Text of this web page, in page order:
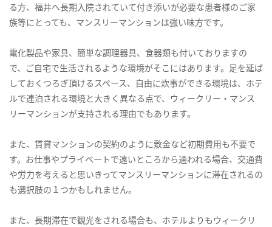
る方、福井へ長期入院されていて付き添いが必要な患者様のご家
族等にとっても、マンスリーマンションは強い味方です。
電化製品や家具、簡単な調理器具、食器類も付いておりますの
で、ご自宅で生活されるような環境がそこにはあります。足を延ば
しておくつろぎ頂けるスペース、自由に炊事ができる環境は、ホテ
ルで連泊される環境と大きく異なる点で、ウィークリー・マンス
リーマンションが支持される理由でもあります。
また、賃貸マンションの契約のように敷金など初期費用も不要で
す。お仕事やプライベートで遠いところから通われる場合、交通費
や労力を考えると思いきってマンスリーマンションに滞在されるの
も選択肢の１つかもしれません。
また、長期滞在で観光をされる場合も、ホテルよりもウィークリ